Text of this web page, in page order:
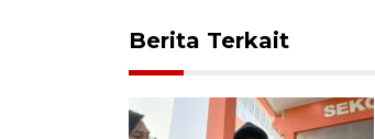
Berita Terkait